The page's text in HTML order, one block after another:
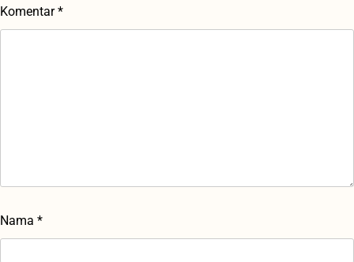
Komentar*
Nama *